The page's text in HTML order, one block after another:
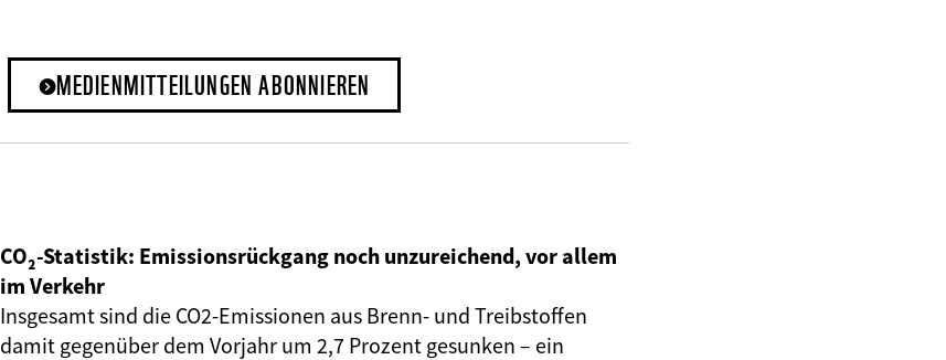
MEDIENMITTEILUNGEN ABONNIEREN
CO₂-Statistik: Emissionsrückgang noch unzureichend, vor allem
im Verkehr
Insgesamt sind die CO2-Emissionen aus Brenn- und Treibstoffen
damit gegenüber dem Vorjahr um 2,7 Prozent gesunken – ein